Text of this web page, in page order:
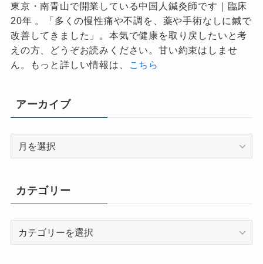
東京・南青山で開業している中国人鍼灸師です｜臨床
20年 。「多くの慢性痛や不調を、薬や手術なしに鍼で
改善してきました」。本気で健康を取り戻したいと考
えの方、どうぞお読みください。甘い約束はしませ
ん。もっと詳しい情報は、
こちら
アーカイブ
ブ
カテゴリー